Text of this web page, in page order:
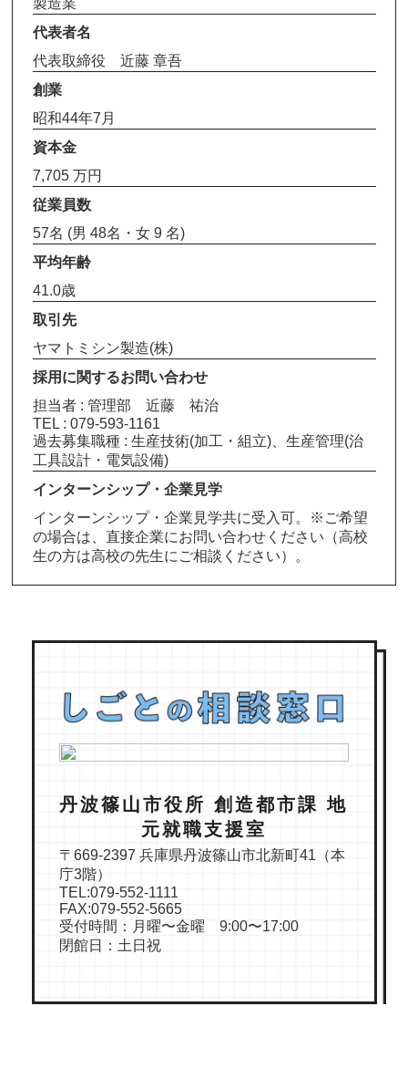
製造業
代表者名
代表取締役 近藤 章吾
創業
昭和44年7月
資本金
7,705 万円
従業員数
57名 (男 48名・女 9 名)
平均年齢
41.0歳
取引先
ヤマトミシン製造(株)
採用に関するお問い合わせ
担当者 : 管理部 近藤 祐治
TEL : 079-593-1161
過去募集職種 : 生産技術(加工・組立)、生産管理(治
工具設計・電気設備)
インターンシップ・企業見学
インターンシップ・企業見学共に受入可。※ご希望
の場合は、直接企業にお問い合わせください（高校
生の方は高校の先生にご相談ください）。
丹波篠山市役所 創造都市課 地
元就職支援室
〒669-2397 兵庫県丹波篠山市北新町41（本
庁3階）
TEL:079-552-1111
FAX:079-552-5665
受付時間：月曜〜金曜 9:00〜17:00
閉館日：土日祝